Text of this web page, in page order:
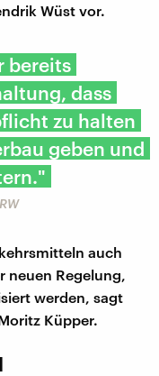
Wüst vor.
bereits
dass
zu halten
geben und
auch
Regelung,
werden, sagt
Küpper.